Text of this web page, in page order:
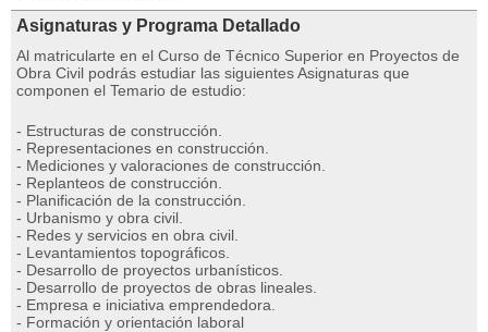
Asignaturas y Programa Detallado
Al matricularte en el Curso de Técnico Superior en Proyectos de
Obra Civil podrás estudiar las siguientes Asignaturas que
componen el Temario de estudio:
- Estructuras de construcción.
- Representaciones en construcción.
- Mediciones y valoraciones de construcción.
- Replanteos de construcción.
- Planificación de la construcción.
- Urbanismo y obra civil.
- Redes y servicios en obra civil.
- Levantamientos topográficos.
- Desarrollo de proyectos urbanísticos.
- Desarrollo de proyectos de obras lineales.
- Empresa e iniciativa emprendedora.
- Formación y orientación laboral